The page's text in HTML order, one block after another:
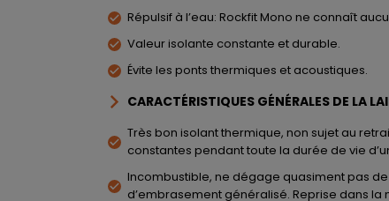
Répulsif à l’eau: Rockfit Mono ne connaît
Valeur isolante constante et durable.
Évite les ponts thermiques et acoustiques.
CARACTÉRISTIQUES GÉNÉRALES DE LA
Très bon isolant thermique, non sujet au
constantes pendant toute la durée de vie
Incombustible, ne dégage quasiment pas de
d’embrasement généralisé. Reprise dans la